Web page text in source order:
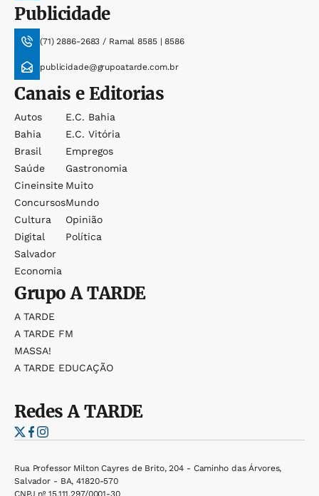
Publicidade
(71) 2886-2683 / Ramal 8585 | 8586
publicidade@grupoatarde.com.br
Canais e Editorias
Autos
Bahia
Brasil
Saúde
Cineinsite
Concursos
Cultura
Digital
Salvador
Economia
E.c. Bahia
E.c. Vitória
Empregos
Gastronomia
Muito
Mundo
Opinião
Política
GrupoA TARDE
A TARDE
A TARDE FM
MASSA!
A TARDE EDUCAÇÃO
RedesA TARDE
Rua Professor Milton Cayres de Brito, 204 - Caminho das Árvores,
Salvador - BA, 41820-570
CNPJ nº 15.111.297/0001-30